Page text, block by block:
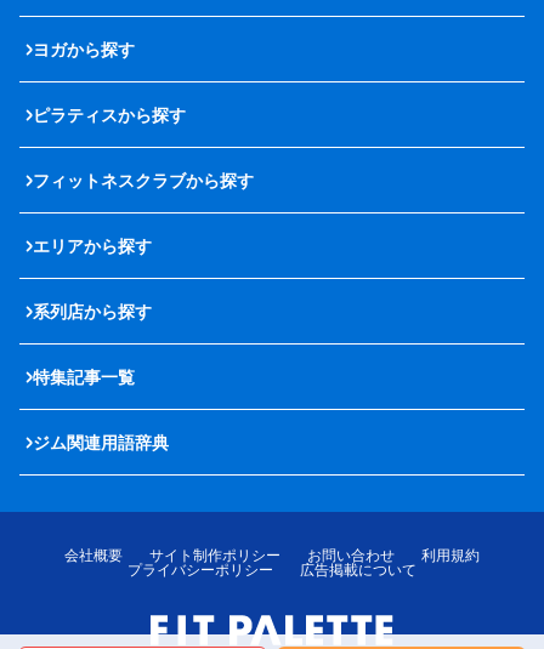
ヨガから探す
ピラティスから探す
フィットネスクラブから探す
エリアから探す
系列店から探す
特集記事一覧
ジム関連用語辞典
会社概要 サイト制作ポリシー お問い合わせ
利用規約
プライバシーポリシー
広告掲載について